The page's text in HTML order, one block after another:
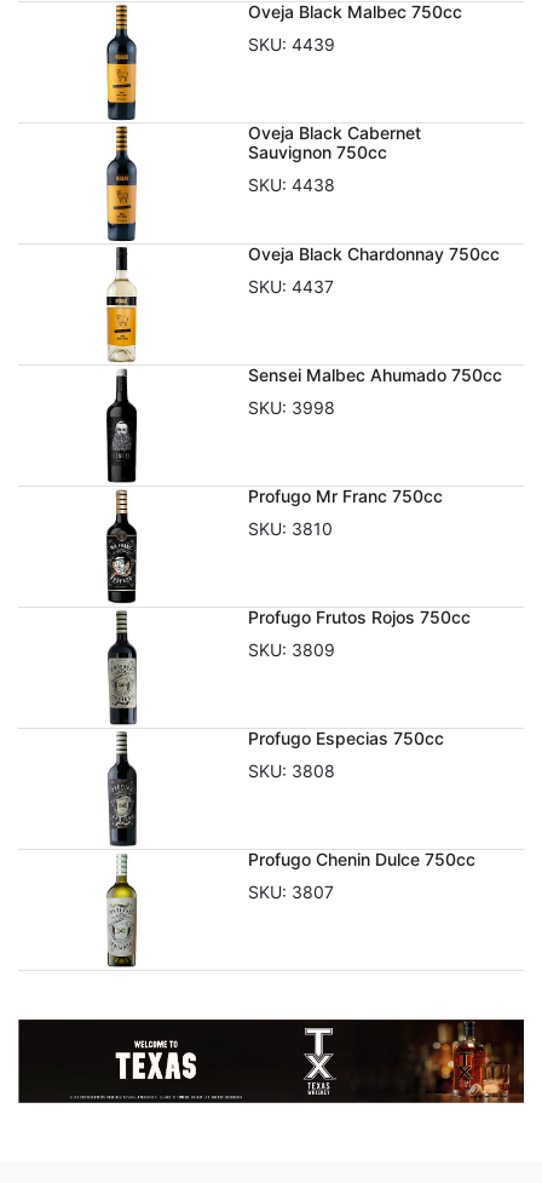
Oveja Black Malbec 750cc
SKU: 4439
Oveja Black Cabernet
Sauvignon 750cc
SKU: 4438
Oveja Black Chardonnay 750cc
SKU: 4437
Sensei Malbec Ahumado 750cc
SKU: 3998
Profugo Mr Franc 750cc
SKU: 3810
Profugo Frutos Rojos 750cc
SKU: 3809
Profugo Especias 750cc
SKU: 3808
Profugo Chenin Dulce 750cc
SKU: 3807